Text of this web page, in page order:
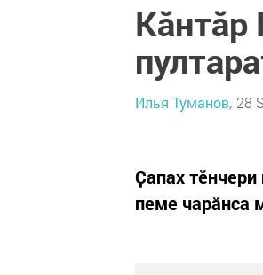
Кӑнтӑр
Илья Туманов, 28
Ҫапах
пеме чарӑнса